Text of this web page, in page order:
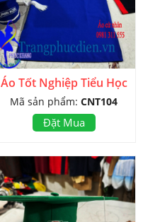
Áo Tốt Nghiệp Tiểu Học
Mã sản phẩm: CNT104
Đặt Mua